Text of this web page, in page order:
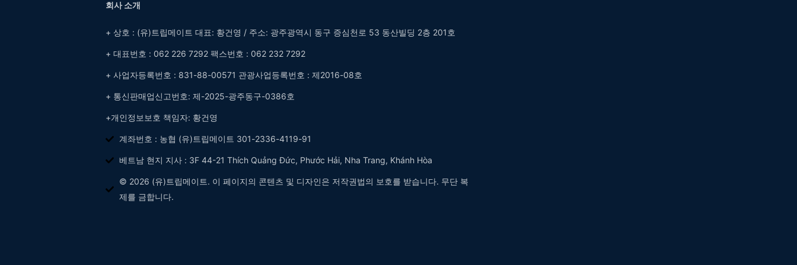
회사 소개
+ 상호 : (유)트립메이트 대표: 황건영 / 주소: 광주광역시 동구 증심천로 53 동산빌딩 2층 201호
+ 대표번호 : 062 226 7292 팩스번호 : 062 232 7292
+ 사업자등록번호 : 831-88-00571 관광사업등록번호 : 제2016-08호
+ 통신판매업신고번호: 제-2025-광주동구-0386호
+개인정보보호 책임자: 황건영
계좌번호 : 농협 (유)트립메이트 301-2336-4119-91
베트남 현지 지사 : 3F 44-21 Thích Quảng Đức, Phước Hải, Nha Trang, Khánh Hòa
© 2026 (유)트립메이트. 이 페이지의 콘텐츠 및 디자인은 저작권법의 보호를 받습니다. 무단 복
제를 금합니다.